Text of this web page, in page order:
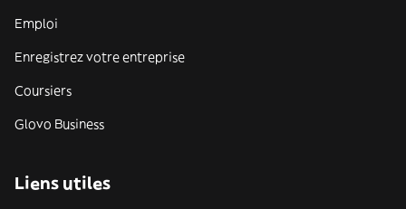
Emploi
Enregistrez votre entreprise
Coursiers
Glovo Business
Liens utiles